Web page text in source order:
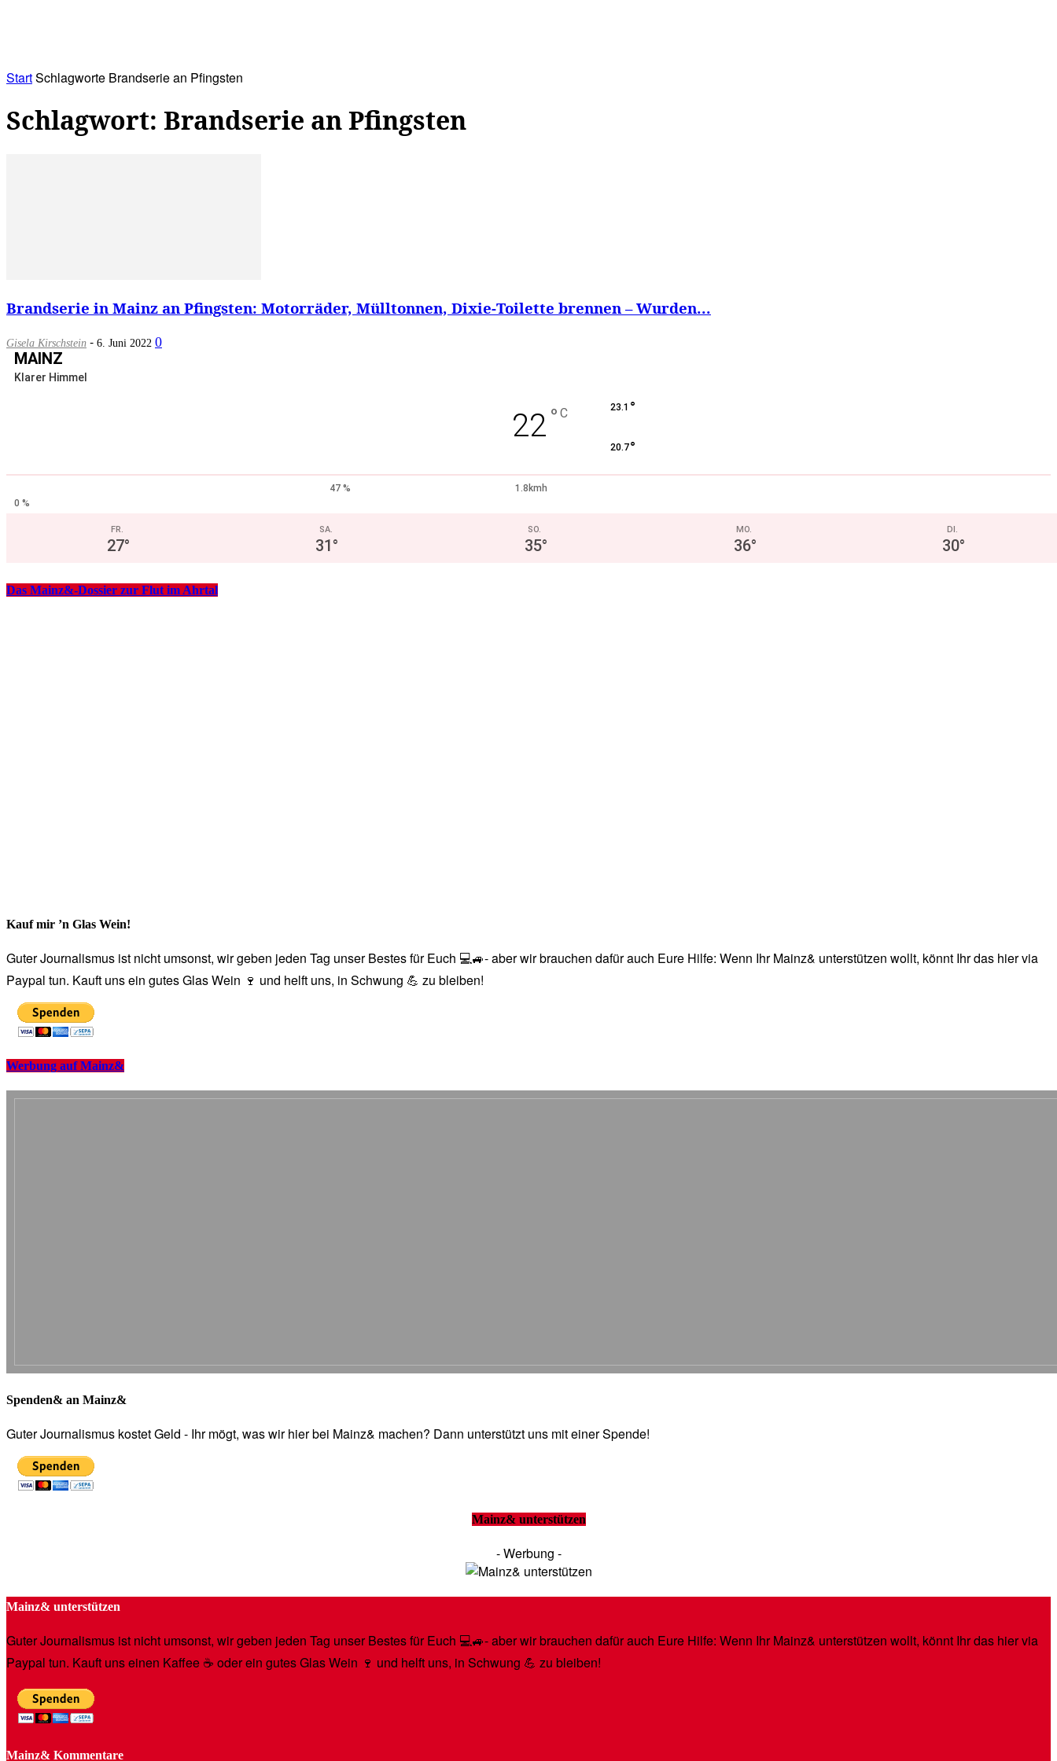
StartSchlagworte Brandserie an Pfingsten
Schlagwort: Brandserie an Pfingsten
Brandserie in Mainz an Pfingsten: Motorräder, Mülltonnen, Dixie-Toilette brennen – Wurden...
Gisela Kirschstein - 6. Juni 2022 0
MAINZ
Klarer Himmel
22 ° C 23.1 °
20.7°
47 %
1.8kmh
0 %
FR.
27°
SA.
31°
SO.
35°
MO.
36°
DI.
30°
Das Mainz&-Dossier zur Flut im Ahrtal
Kauf mir ’n Glas Wein!
Guter Journalismus ist nicht umsonst, wir geben jeden Tag unser Bestes für Euch 💻🚙- aber wir brauchen dafür auch Eure Hilfe: Wenn Ihr Mainz& unterstützen wollt, könnt Ihr das hier via
Paypal tun. Kauft uns ein gutes Glas Wein 🍷 und helft uns, in Schwung 💪 zu bleiben!
Werbung auf Mainz&
Spenden& an Mainz&
Guter Journalismus kostet Geld - Ihr mögt, was wir hier bei Mainz& machen? Dann unterstützt uns mit einer Spende!
Mainz& unterstützen
- Werbung -
Mainz& unterstützen
Guter Journalismus ist nicht umsonst, wir geben jeden Tag unser Bestes für Euch 💻🚙- aber wir brauchen dafür auch Eure Hilfe: Wenn Ihr Mainz& unterstützen wollt, könnt Ihr das hier via
Paypal tun. Kauft uns einen Kaffee ☕️ oder ein gutes Glas Wein 🍷 und helft uns, in Schwung 💪 zu bleiben!
Mainz& Kommentare